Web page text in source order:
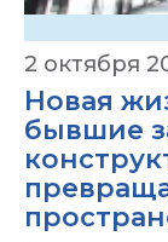
2 октября
Новая
бывшие